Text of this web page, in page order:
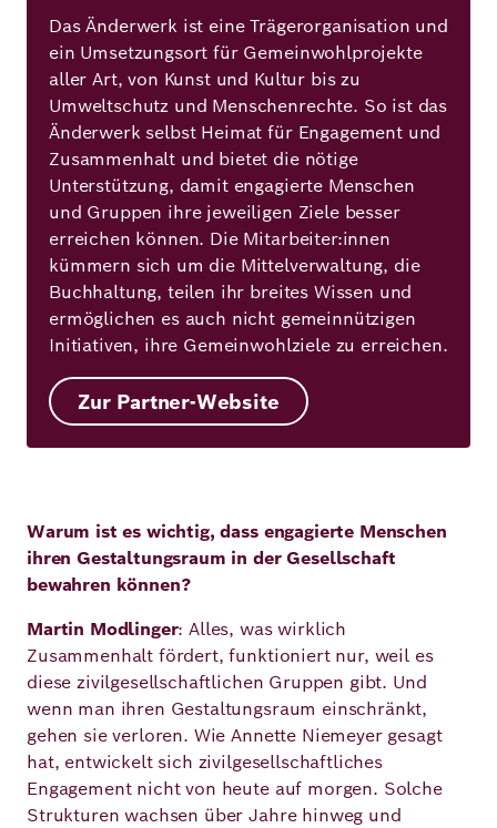
Das Änderwerk ist eine Trägerorganisation und
ein Umsetzungsort für Gemeinwohlprojekte
aller Art, von Kunst und Kultur bis zu
Umweltschutz und Menschenrechte. So ist das
Änderwerk selbst Heimat für Engagement und
Zusammenhalt und bietet die nötige
Unterstützung, damit engagierte Menschen
und Gruppen ihre jeweiligen Ziele besser
erreichen können. Die Mitarbeiter:innen
kümmern sich um die Mittelverwaltung, die
Buchhaltung, teilen ihr breites Wissen und
ermöglichen es auch nicht gemeinnützigen
Initiativen, ihre Gemeinwohlziele zu erreichen.
Zur Partner-Website
Warum ist es wichtig, dass engagierte Menschen
ihren Gestaltungsraum in der Gesellschaft
bewahren können?
Martin Modlinger: Alles, was wirklich
Zusammenhalt fördert, funktioniert nur, weil es
diese zivilgesellschaftlichen Gruppen gibt. Und
wenn man ihren Gestaltungsraum einschränkt,
gehen sie verloren. Wie Annette Niemeyer gesagt
hat, entwickelt sich zivilgesellschaftliches
Engagement nicht von heute auf morgen. Solche
Strukturen wachsen über Jahre hinweg und